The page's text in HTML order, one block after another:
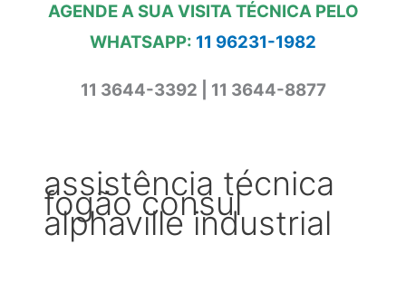
AGENDE A SUA VISITA TÉCNICA PELO
WHATSAPP: 11 96231-1982
11 3644-3392 | 11 3644-8877
assistência técnica
fogão consul
alphaville industrial